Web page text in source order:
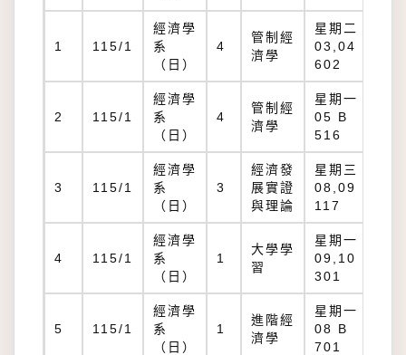
1 115/1
經濟學
系
（日）
4
管制經
濟學
星期二：
03,04 B
602
2 115/1
經濟學
系
（日）
4
管制經
濟學
星期一：
05 B
516
3 115/1
經濟學
系
（日）
3
經濟發
展實證
與理論
星期三：
08,09 B
117
4 115/1
經濟學
系
（日）
1
大學學
習
星期一：
09,10 L
301
5 115/1
經濟學
系
（日）
1
進階經
濟學
星期一：
08 B
701